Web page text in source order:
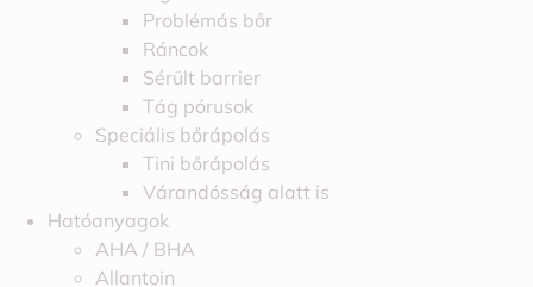
Problémás bőr
Ráncok
Sérült barrier
Tág pórusok
Speciális bőrápolás
Tini bőrápolás
Várandósság alatt is
Hatóanyagok
AHA / BHA
Allantoin